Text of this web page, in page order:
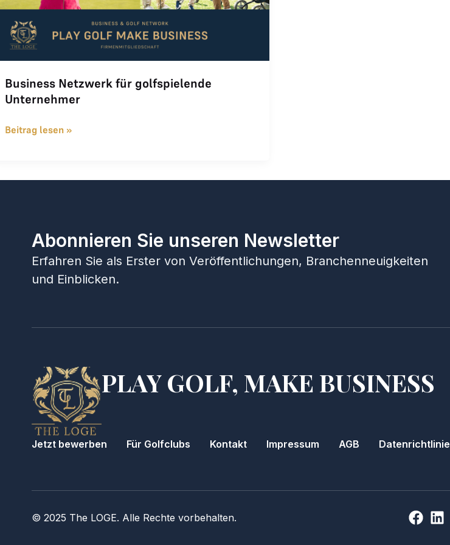
Business Netzwerk für golfspielende
Unternehmer
Beitrag lesen »
Abonnieren Sie unseren Newsletter
Erfahren Sie als Erster von Veröffentlichungen, Branchenneuigkeiten
und Einblicken.
PLAY GOLF, MAKE BUSINESS
Jetzt bewerben Für Golfclubs Kontakt Impressum AGB Datenrichtlinie
© 2025 The LOGE. Alle Rechte vorbehalten.